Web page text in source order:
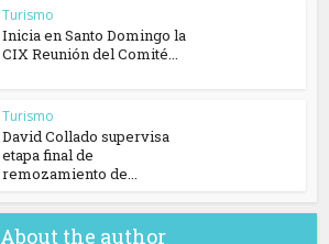
Turismo
Inicia en Santo Domingo la
CIX Reunión del Comité...
Turismo
David Collado supervisa
etapa final de
remozamiento de...
About the author